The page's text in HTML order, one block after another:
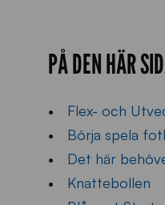
PÅ DEN HÄR
Flex- och
Börja spela
Det här
Knattebollen